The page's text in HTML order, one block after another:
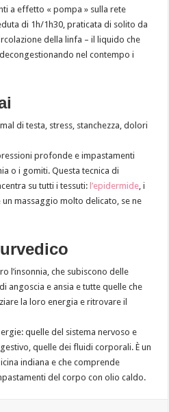
a effetto « pompa » sulla rete
di 1h/1h30, praticata di solito da
della linfa – il liquido che
nel contempo i
di testa, stress, stanchezza, dolori
profonde e impastamenti
o i gomiti. Questa tecnica di
su tutti i tessuti:l’epidermide , i
massaggio molto delicato, se ne
l’insonnia, che subiscono delle
angoscia e ansia e tutte quelle che
la loro energia e ritrovare il
quelle del sistema nervoso e
quelle dei fluidi corporali. È un
indiana e che comprende
del corpo con olio caldo.